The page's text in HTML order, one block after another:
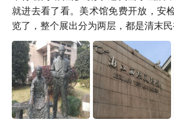
就进去看了看。美术馆免费开放，安
览了，整个展出分为两层，都是清末民